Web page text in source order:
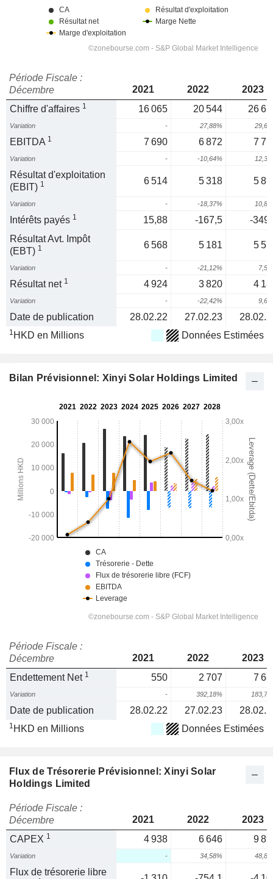
Période Fiscale :
Décembre
2021 2022
2023
Chiffre d'affaires 1 16 065 20 544 26
Variation - 27,88%
EBITDA 1 7 690 6 872 7
Variation - -10,64%
Résultat d'exploitation
(EBIT) 1 6 514 5 318 5
Variation - -18,37%
Intérêts payés 1 15,88 -167,5
-
Résultat Avt. Impôt
(EBT) 1 6 568 5 181 5
Variation - -21,12%
Résultat net 1 4 924 3 820 4
Variation - -22,42%
Date de publication 28.02.22 27.02.23
1 HKD en Millions Données Estimées
Bilan Prévisionnel: Xinyi Solar Holdings Limited
Période Fiscale :
Décembre
2021 2022
2023
Endettement Net 1 550 2 707 7
Variation - 392,18%
Date de publication 28.02.22 27.02.23
1 HKD en Millions Données Estimées
Flux de Trésorerie Prévisionnel: Xinyi Solar
Holdings Limited
Période Fiscale :
Décembre
2021 2022
2023
CAPEX 1 4 938 6 646 9
Variation - 34,58%
Flux de trésorerie libre